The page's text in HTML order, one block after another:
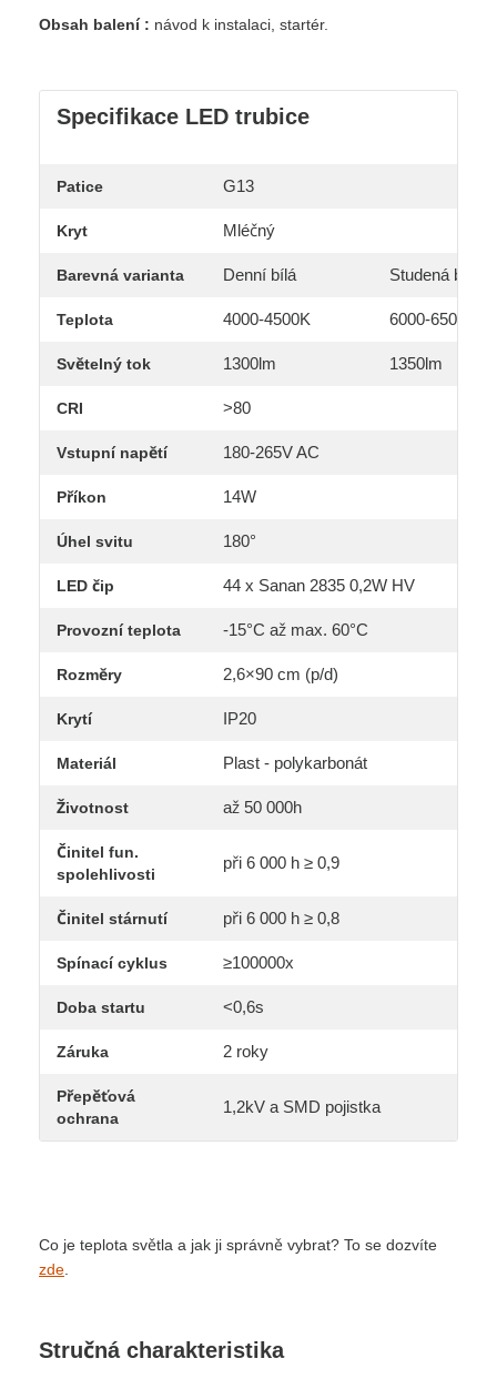
Obsah balení : návod k instalaci, startér.
Specifikace LED trubice
Patice G13
Kryt Mléčný
Barevná varianta Denní bílá Studená bílá
Teplota 4000-4500K 6000-6500K
Světelný tok 1300lm 1350lm
CRI >80
Vstupní napětí 180-265V AC
Příkon 14W
Úhel svitu 180°
LED čip 44 x Sanan 2835 0,2W HV
Provozní teplota -15°C až max. 60°C
Rozměry 2,6×90 cm (p/d)
Krytí IP20
Materiál Plast - polykarbonát
Životnost až 50 000h
Činitel fun.
spolehlivosti
při 6 000 h ≥ 0,9
Činitel stárnutí při 6 000 h ≥ 0,8
Spínací cyklus ≥100000x
Doba startu <0,6s
Záruka 2 roky
Přepěťová
ochrana
1,2kV a SMD pojistka
Co je teplota světla a jak ji správně vybrat? To se dozvíte
zde
Stručná charakteristika